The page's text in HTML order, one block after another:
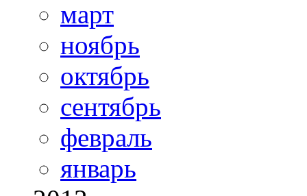
март
ноябрь
октябрь
сентябрь
февраль
январь